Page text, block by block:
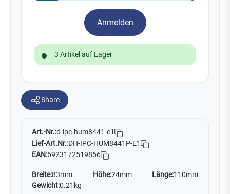
Anmelden
3 Artikel auf Lager
Share
Art.-Nr.:d-ipc-hum8441-e1
Lief-Art.Nr.:DH-IPC-HUM8441P-E1
EAN:6923172519856
Breite:83mm Höhe:24mm Länge:110mm
Gewicht:0.21kg